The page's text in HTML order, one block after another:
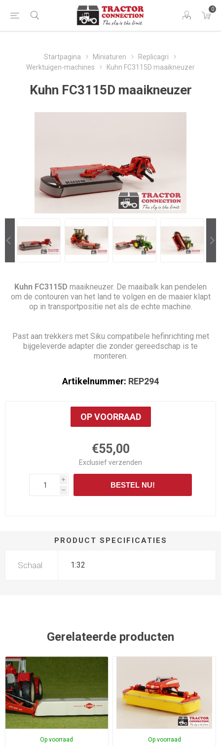
0
Startpagina Miniaturen
Replicagri
Werktuigen-machines
Kuhn FC3115D maaikneuzer
Kuhn FC3115D maaikneuzer
Kuhn FC3115D maaikneuzer. De maaibalk kan pendelen
om de contouren van het land te volgen en de maaier klapt
op in transportpositie net als de echte machine.
Past aan trekkers met Siku compatibele hefinrichting met
bijgeleverde adapter die zonder gereedschap is te
monteren.
Artikelnummer: REP294
OP VOORRAAD
€55,00
Exclusiefverzenden
i
h
BESTEL NU!
PRODUCT SPECIFICATIES
Schaal 1:32
Gerelateerde producten
Op voorraad Op voorraad